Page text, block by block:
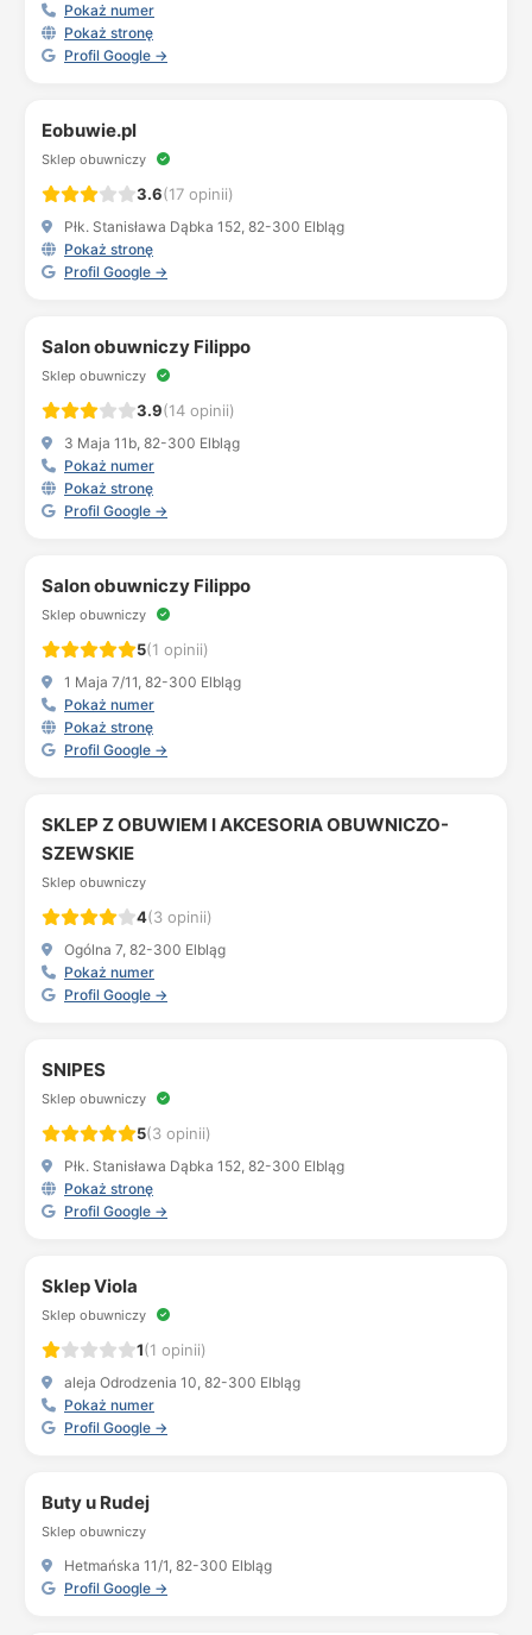
Pokaż numer
Pokaż stronę
Profil Google →
Eobuwie.pl
Sklep obuwniczy
3.6(17 opinii)
Płk. Stanisława Dąbka 152, 82-300 Elbląg
Pokaż stronę
Profil Google →
Salon obuwniczy Filippo
Sklep obuwniczy
3.9(14 opinii)
3 Maja 11b, 82-300 Elbląg
Pokaż numer
Pokaż stronę
Profil Google →
Salon obuwniczy Filippo
Sklep obuwniczy
5(1 opinii)
1 Maja 7/11, 82-300 Elbląg
Pokaż numer
Pokaż stronę
Profil Google →
SKLEP Z OBUWIEM I AKCESORIA OBUWNICZO-
SZEWSKIE
Sklep obuwniczy
4(3 opinii)
Ogólna 7, 82-300 Elbląg
Pokaż numer
Profil Google →
SNIPES
Sklep obuwniczy
5(3 opinii)
Płk. Stanisława Dąbka 152, 82-300 Elbląg
Pokaż stronę
Profil Google →
Sklep Viola
Sklep obuwniczy
1(1 opinii)
aleja Odrodzenia 10, 82-300 Elbląg
Pokaż numer
Profil Google →
Buty u Rudej
Sklep obuwniczy
Hetmańska 11/1, 82-300 Elbląg
Profil Google →